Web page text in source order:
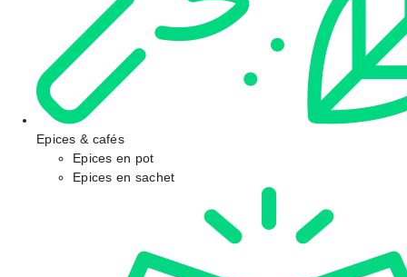
Epices & cafés
Epices en pot
Epices en sachet